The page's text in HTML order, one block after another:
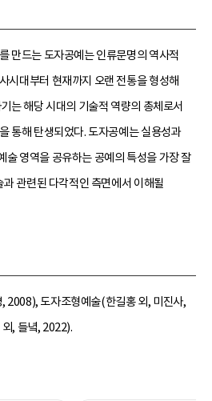
만드는 도자공예는 인류문명의 역사적
시대부터 현재까지 오랜 전통을 형성해
는 해당 시대의 기술적 역량의 총체로서
통해 탄생되었다. 도자공예는 실용성과
술 영역을 공유하는 공예의 특성을 가장 잘
관련된 다각적인 측면에서 이해될
2008), 도자조형예술(한길홍 외, 미진사,
, 들녘, 2022).